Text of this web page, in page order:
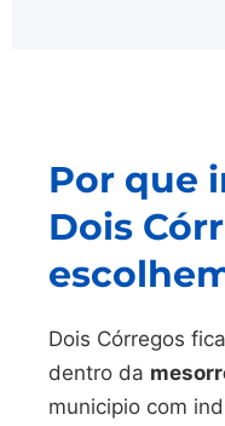
Por que
Dois
Dois Córregos
dentro da
municipio com